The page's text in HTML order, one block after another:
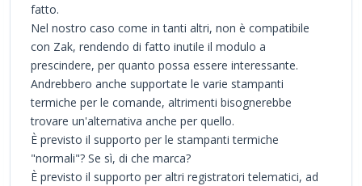
fatto.
Nel nostro caso come in tanti altri, non è compatibile
con Zak, rendendo di fatto inutile il modulo a
prescindere, per quanto possa essere interessante.
Andrebbero anche supportate le varie stampanti
termiche per le comande, altrimenti bisognerebbe
trovare un'alternativa anche per quello.
È previsto il supporto per le stampanti termiche
"normali"? Se sì, di che marca?
È previsto il supporto per altri registratori telematici, ad